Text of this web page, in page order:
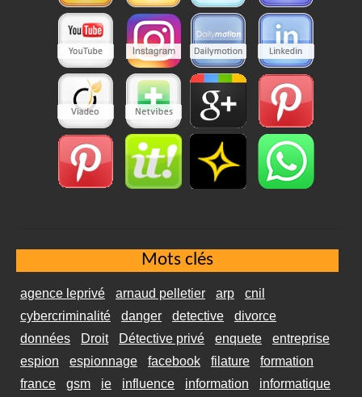
Mots clés
agence leprivé arnaud pelletier arp
cnil
cybercriminalité
danger detective
divorce
données
Droit Détective privé enquete
entreprise
espion
espionnage facebook filature
formation
france
gsm ie influence information informatique